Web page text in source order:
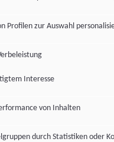
Profilen zur Auswahl
Interesse
von Inhalten
durch Statistiken oder